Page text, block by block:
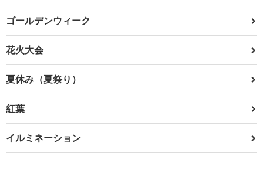
ゴールデンウィーク
花火大会
夏休み（夏祭り）
紅葉
イルミネーション